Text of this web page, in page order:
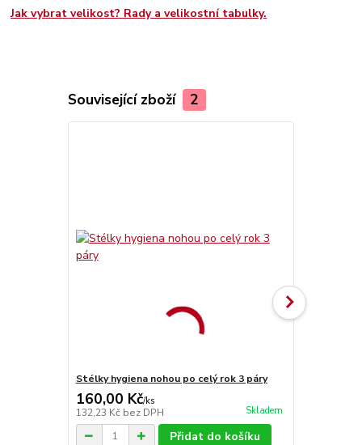
Jak vybrat velikost? Rady a velikostní tabulky.
Související zboží 2
Stélky hygiena nohou po celý rok 3 páry
160,00 Kč/ks
132,23 Kč bez DPH Skladem
Přidat do košíku